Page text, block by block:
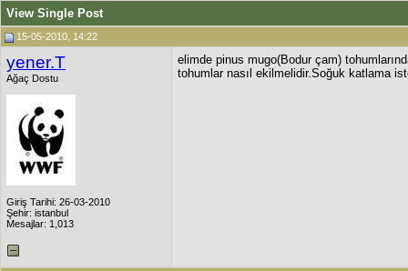
View Single Post
15-05-2010, 14:22
yener.T
Ağaç Dostu
Giriş Tarihi: 26-03-2010
Şehir: istanbul
Mesajlar: 1,013
elimde pinus mugo(Bodur çam)
tohumlar nasıl ekilmelidir.Soğuk katlama